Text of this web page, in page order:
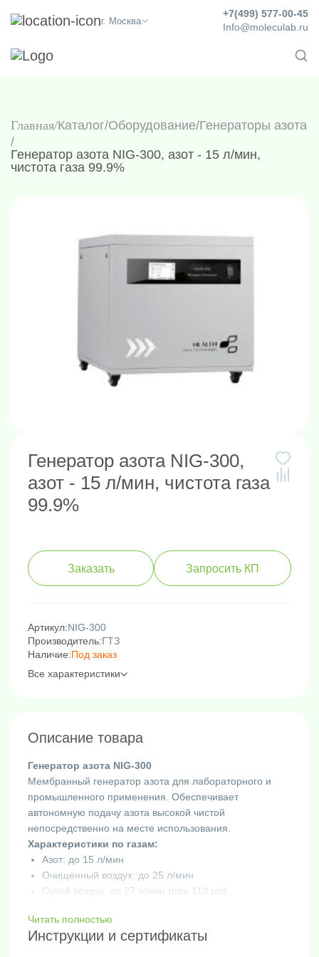
г. Москва
Info@moleculab.ru
+7(499) 577-00-45
Главная Каталог/Оборудование/Генераторы азота
/
Генератор азота NIG-300, азот - 15 л/мин,
чистота газа 99.9%
Генератор азота NIG-300,
азот - 15 л/мин, чистота газа
99.9%
Заказать Запросить КП
Артикул:NIG-300
Производитель:ГТЗ
Наличие:Под заказ
Все характеристики
Описание товара
Генератор азота NIG-300
Мембранный генератор азота для лабораторного и
промышленного применения. Обеспечивает
автономную подачу азота высокой чистой
непосредственно на месте использования.
Характеристики по газам:
Азот: до 15 л/мин
Очищенный воздух: до 25 л/мин
Сухой воздух: до 27 л/мин (при 110 psi)
Чистота азота: до 99,9%
Точка росы: < -40°C
Читать полностью
Инструкции и сертификаты